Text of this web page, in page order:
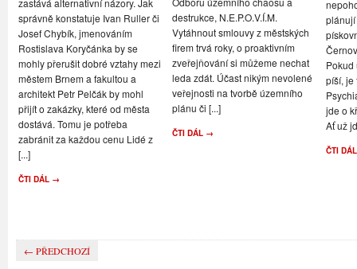
správně konstatuje Ivan Ruller či
Josef Chybík, jmenováním
Rostislava Koryčánka by se
mohly přerušit dobré vztahy mezi
městem Brnem a fakultou a
architekt Petr Pelčák by mohl
přijít o zakázky, které od města
dostává. Tomu je potřeba
zabránit za každou cenu Lidé z
[...]
ČTI DÁL →
destrukce, N.E.P.O.V.Í.M.
Vytáhnout smlouvy z městských
firem trvá roky, o proaktivním
zveřejňování si můžeme nechat
leda zdát. Účast nikým nevolené
veřejnosti na tvorbě územního
plánu či [...]
ČTI DÁL →
Pokud
píší, je
jde o
Ať už
ČTI
← PŘEDCHOZÍ